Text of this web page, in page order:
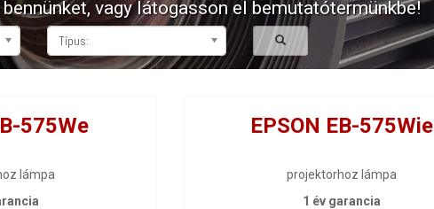
vagy látogasson el bemutatótermünkbe!
Típus:
575We
lámpa
EPSON EB-575Wie
projektorhoz lámpa
1 év garancia